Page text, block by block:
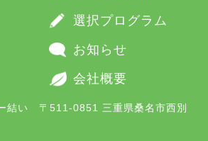
選択プログラム
お知らせ
会社概要
結い 〒511-0851 三重県桑名市西別